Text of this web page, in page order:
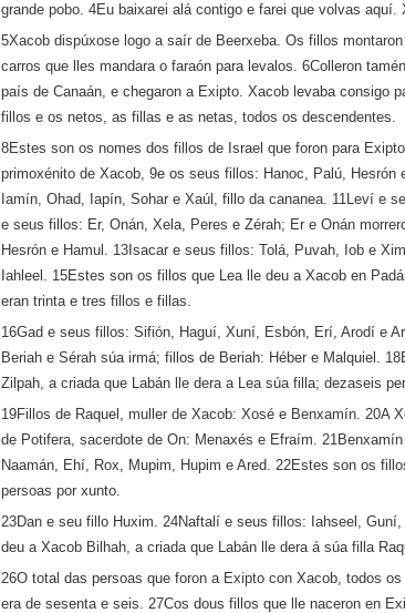
grande pobo. 4Eu baixarei alá contigo e farei que volvas aquí.
5Xacob dispúxose logo a saír de Beerxeba. Os fillos
carros que lles mandara o faraón para levalos. 6Colleron
país de Canaán, e chegaron a Exipto. Xacob levaba consigo
fillos e os netos, as fillas e as netas, todos os descendentes.
8Estes son os nomes dos fillos de Israel que foron para
primoxénito de Xacob, 9e os seus fillos: Hanoc, Palú,
Iamín, Ohad, Iapín, Sohar e Xaúl, fillo da cananea. 11Leví e
e seus fillos: Er, Onán, Xela, Peres e Zérah; Er e Onán
Hesrón e Hamul. 13Isacar e seus fillos: Tolá, Puvah, Iob e
Iahleel. 15Estes son os fillos que Lea lle deu a Xacob en
eran trinta e tres fillos e fillas.
16Gad e seus fillos: Sifión, Haguí, Xuní, Esbón, Erí, Arodí e
Beriah e Sérah súa irmá; fillos de Beriah: Héber e Malquiel.
Zilpah, a criada que Labán lle dera a Lea súa filla; dezaseis
19Fillos de Raquel, muller de Xacob: Xosé e Benxamín. 20A
de Potifera, sacerdote de On: Menaxés e Efraím.
Naamán, Ehí, Rox, Mupim, Hupim e Ared. 22Estes son os
persoas por xunto.
23Dan e seu fillo Huxim. 24Naftalí e seus fillos: Iahseel,
deu a Xacob Bilhah, a criada que Labán lle dera á súa filla
26O total das persoas que foron a Exipto con Xacob, todos
era de sesenta e seis. 27Cos dous fillos que lle naceron en